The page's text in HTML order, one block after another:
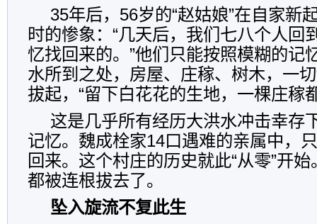
35年后，56岁的“赵姑娘”在自家新
时的惨象：“几天后，我们七八个人回
忆找回来的。”他们只能按照模糊的记
水所到之处，房屋、庄稼、树木，一
拔起，“留下白花花的生地，一棵庄稼
这是几乎所有经历大洪水冲击幸存
记忆。魏成栓家14口遇难的亲属中，
回来。这个村庄的历史就此“从零”开
都被连根拔去了。
坠入旋流不复此生